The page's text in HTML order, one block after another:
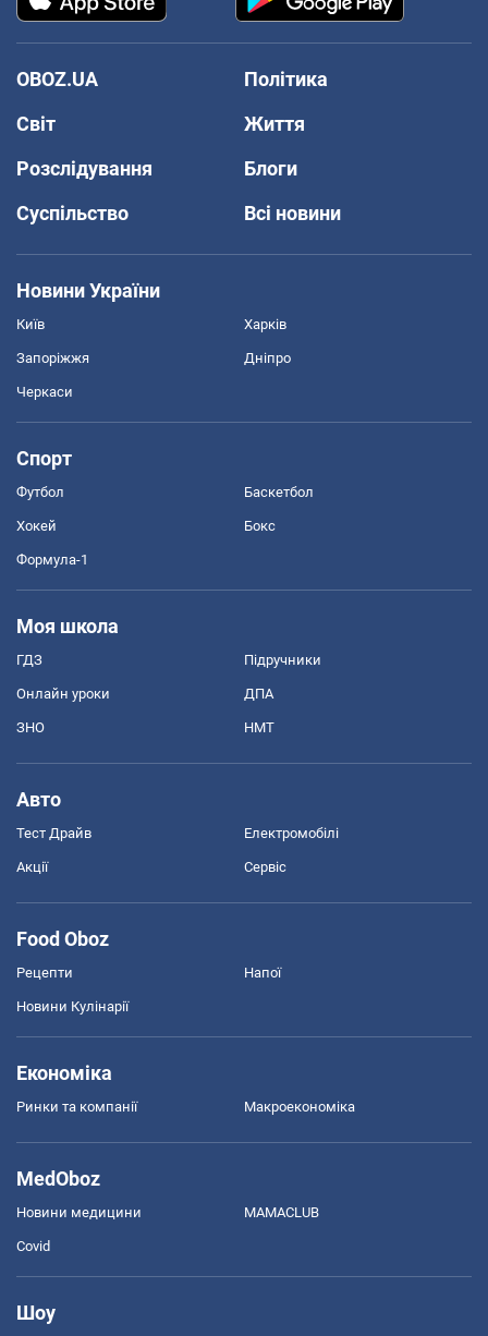
OBOZ.UA
Політика
Світ
Життя
Розслідування
Блоги
Суспільство
Всі новини
Новини України
Київ Харків
Запоріжжя Дніпро
Черкаси
Спорт
Футбол Баскетбол
Хокей Бокс
Формула-1
Моя школа
ГДЗ Підручники
Онлайн уроки ДПА
ЗНО НМТ
Авто
Тест Драйв Електромобілі
Акції Сервіс
Food Oboz
Рецепти Напої
Новини Кулінарії
Економіка
Ринки та компанії Макроекономіка
MedOboz
Новини медицини MAMACLUB
Covid
Шоу